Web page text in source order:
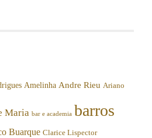
Amelinha Andre Rieu Ariano
Maria bar e academia barros
Buarque Clarice Lispector